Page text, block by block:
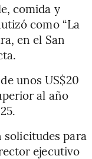
comida y
como “La
en el San
unos US$20
al año
para
ejecutivo